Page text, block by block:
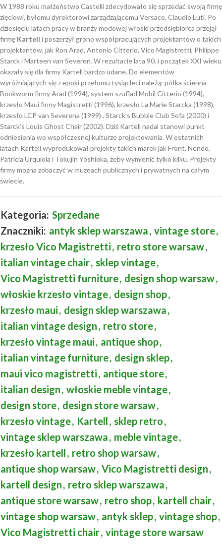
W 1988 roku małżeństwo Castelli zdecydowało się sprzedać swoją firmę
zięciowi, byłemu dyrektorowi zarządzającemu Versace, Claudio Luti. Po
dziesięciu latach pracy w branży modowej włoski przedsiębiorca przejął
firmę Kartell i poszerzył grono współpracujących projektantów o takich
projektantów, jak Ron Arad, Antonio Citterio, Vico Magistretti, Philippe
Starck i Marteen van Severen. W rezultacie lata 90. i początek XXI wieku
okazały się dla firmy Kartell bardzo udane. Do elementów
wyróżniających się z epoki przełomu tysiącleci należą: półka ścienna
Bookworm firmy Arad (1994), system szuflad Mobil Citterio (1994),
krzesło Maui firmy Magistretti (1996), krzesło La Marie Starcka (1998),
krzesło LCP van Severena (1999) , Starck’s Bubble Club Sofa (2000) i
Starck’s Louis Ghost Chair (2002). Dziś Kartell nadal stanowi punkt
odniesienia we współczesnej kulturze projektowania. W ostatnich
latach Kartell wyprodukował projekty takich marek jak Front, Nendo,
Patricia Urquiola i Tokujin Yoshioka, żeby wymienić tylko kilku. Projekty
firmy można zobaczyć w muzeach publicznych i prywatnych na całym
świecie.
Kategoria: Sprzedane
Znaczniki: antyk sklep warszawa, vintage store,
krzesło Vico Magistretti, retro store warsaw,
italian vintage chair, sklep vintage,
Vico Magistretti furniture, design shop warsaw,
włoskie krzesło vintage, design shop,
krzesło maui, design sklep warszawa,
italian vintage design, retro store,
krzesło vintage maui, antique shop,
italian vintage furniture, design sklep,
maui vico magistretti, antique store,
italian design, włoskie meble vintage,
design store, design store warsaw,
krzesło vintage, Kartell, sklep retro,
vintage sklep warszawa, meble vintage,
krzesło kartell, retro shop warsaw,
antique shop warsaw, Vico Magistretti design,
kartell design, retro sklep warszawa,
antique store warsaw, retro shop, kartell chair,
vintage shop warsaw, antyk sklep, vintage shop,
Vico Magistretti chair, vintage store warsaw